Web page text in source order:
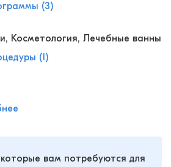
(3)
Косметология, Лечебные ванны
(1)
вам потребуются для